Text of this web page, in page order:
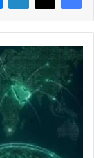
السعودية
بالمرتبة
الأولى
الأمن